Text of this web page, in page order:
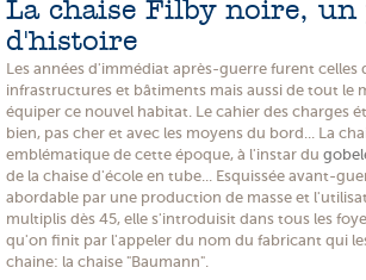
La chaise Filby noire, un
d'histoire
Les années d'immédiat après-guerre furent celles
infrastructures et bâtiments mais aussi de tout le
équiper ce nouvel habitat. Le cahier des charges
bien, pas cher et avec les moyens du bord... La
emblématique de cette époque, à l'instar du
de la chaise d'école en tube... Esquissée avant-
abordable par une production de masse et
multiplis dès 45, elle s'introduisit dans tous les
qu'on finit par l'appeler du nom du fabricant qui
chaine: la chaise "Baumann".